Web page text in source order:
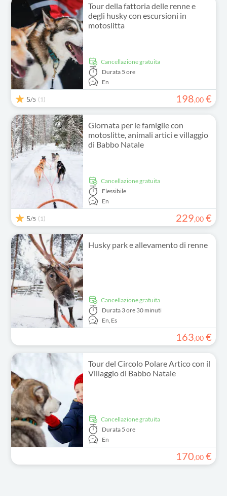
Tour della fattoria delle renne e
degli husky con escursioni in
motoslitta
Cancellazione gratuita
Durata 5 ore
En
5/5 (1) 198,00 €
Giornata per le famiglie con
motoslitte, animali artici e villaggio
di Babbo Natale
Cancellazione gratuita
Flessibile
En
5/5 (1) 229,00 €
Husky park e allevamento di renne
Cancellazione gratuita
Durata 3 ore 30 minuti
En, Es
163,00 €
Tour del Circolo Polare Artico con il
Villaggio di Babbo Natale
Cancellazione gratuita
Durata 5 ore
En
170,00 €